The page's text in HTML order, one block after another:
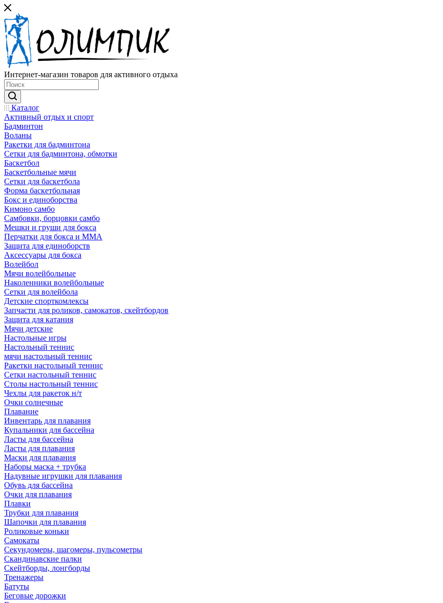
Интернет-магазин товаров для активного отдыха
Каталог
Активный отдых и спорт
Бадминтон
Воланы
Ракетки для бадминтона
Сетки для бадминтона, обмотки
Баскетбол
Баскетбольные мячи
Сетки для баскетбола
Форма баскетбольная
Бокс и единоборства
Кимоно самбо
Самбовки, борцовки самбо
Мешки и груши для бокса
Перчатки для бокса и ММА
Защита для единоборств
Аксессуары для бокса
Волейбол
Мячи волейбольные
Наколенники волейбольные
Сетки для волейбола
Детские спорткомлексы
Запчасти для роликов, самокатов, скейтбордов
Защита для катания
Мячи детские
Настольные игры
Настольный теннис
мячи настольный теннис
Ракетки настольный теннис
Сетки настольный теннис
Столы настольный теннис
Чехлы для ракеток н/т
Очки солнечные
Плавание
Инвентарь для плавания
Купальники для бассейна
Ласты для бассейна
Ласты для плавания
Маски для плавания
Наборы маска + трубка
Надувные игрушки для плавания
Обувь для бассейна
Очки для плавания
Плавки
Трубки для плавания
Шапочки для плавания
Роликовые коньки
Самокаты
Секундомеры, шагомеры, пульсометры
Скандинавские палки
Скейтборды, лонгборды
Тренажеры
Батуты
Беговые дорожки